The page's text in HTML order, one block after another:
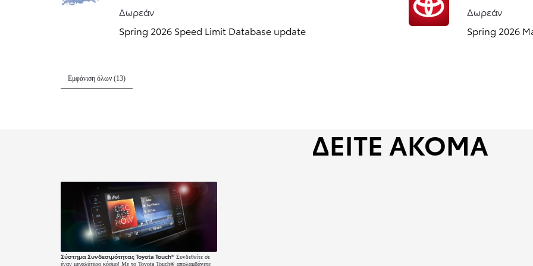
Prius Plug-in
Δωρεάν
Spring 2026 Speed Limit Database update
Δωρεάν
Spring 2026
Εμφάνιση όλων (13)
ΔΕΊΤΕ ΑΚΌΜΑ
Σύστημα Συνδεσιμότητας Toyota Touch® Συνδεθείτε σε
έναν μεγαλύτερο κόσμο! Με το Toyota Touch® απολαμβάνετε